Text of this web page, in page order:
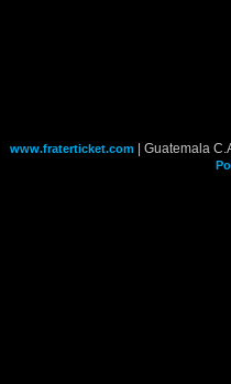
www.fraterticket.com | Guatemala